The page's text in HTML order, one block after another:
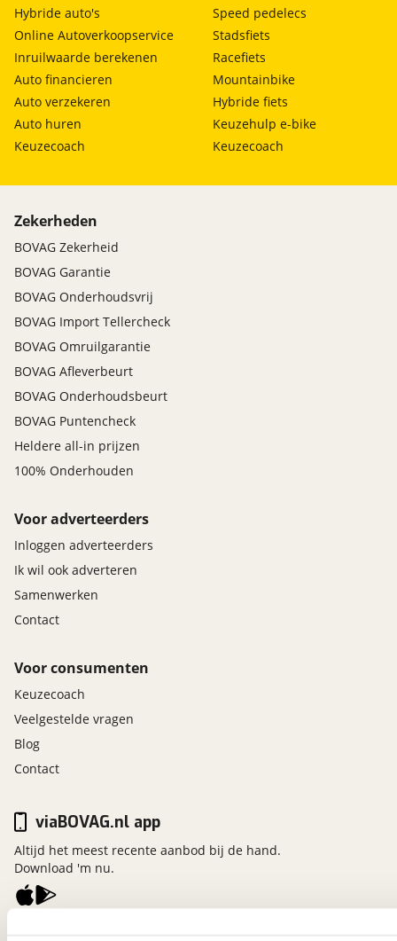
Hybride auto's
Online Autoverkoopservice
Inruilwaarde berekenen
Auto financieren
Auto verzekeren
Auto huren
Keuzecoach
Speed pedelecs
Stadsfiets
Racefiets
Mountainbike
Hybride fiets
Keuzehulp e-bike
Keuzecoach
Zekerheden
BOVAG Zekerheid
BOVAG Garantie
BOVAG Onderhoudsvrij
BOVAG Import Tellercheck
BOVAG Omruilgarantie
BOVAG Afleverbeurt
BOVAG Onderhoudsbeurt
BOVAG Puntencheck
Heldere all-in prijzen
100% Onderhouden
Voor adverteerders
Inloggen adverteerders
Ik wil ook adverteren
Samenwerken
Contact
Voor consumenten
Keuzecoach
Veelgestelde vragen
Blog
Contact
viaBOVAG.nl app
Altijd het meest recente aanbod bij de hand.
Download 'm nu.